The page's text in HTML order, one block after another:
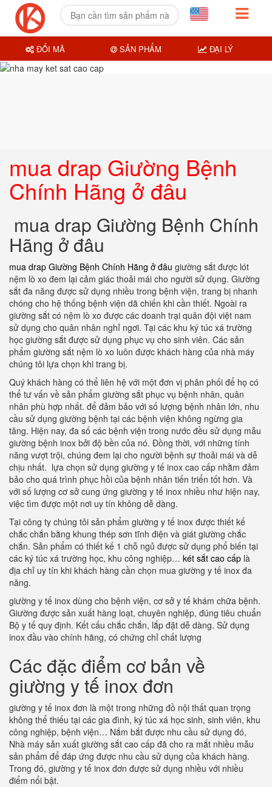
mua drap Giường Bệnh
Chính Hãng ở đâu
mua drap Giường Bệnh Chính
Hãng ở đâu
mua drap Giường Bệnh Chính Hãng ở đâu giường sắt được lót
nệm lò xo đem lại cảm giác thoải mái cho người sử dụng. Giường
sắt đa năng được sử dụng nhiều trong bệnh viện, trang bị nhanh
chóng cho hệ thống bệnh viện dã chiến khi cần thiết. Ngoài ra
giường sắt có nệm lò xo được các doanh trại quân đội việt nam
sử dụng cho quân nhân nghỉ ngơi. Tại các khu ký túc xá trường
học giường sắt được sử dụng phục vụ cho sinh viên. Các sản
phẩm giường sắt nệm lò xo luôn được khách hàng của nhà máy
chúng tôi lựa chọn khi trang bị.
Quý khách hàng có thể liên hệ với một đơn vị phân phối để họ có
thể tư vấn về sản phẩm giường sắt phục vụ bệnh nhân, quân
nhân phù hợp nhất. để đảm bảo với số lượng bệnh nhân lớn, nhu
cầu sử dụng giường bệnh tại các bệnh viện không ngừng gia
tăng. Hiện nay, đa số các bệnh viện trong nước đều sử dụng mẫu
giường bệnh inox bởi độ bền của nó. Đồng thời, với những tính
năng vượt trội, chúng đem lại cho người bệnh sự thoải mái và dễ
chịu nhất. lựa chọn sử dụng giường y tế inox cao cấp nhằm đảm
bảo cho quá trình phục hồi của bệnh nhân tiến triển tốt hơn. Và
với số lượng cơ sở cung ứng giường y tế inox nhiều như hiện nay,
việc tìm được một nơi uy tín không dễ dàng.
Tại công ty chúng tôi sản phẩm giường y tế inox được thiết kế
chắc chắn bằng khung thép sơn tĩnh điện và giát giường chắc
chắn. Sản phẩm có thiết kế 1 chỗ ngủ được sử dụng phổ biến tại
các ký túc xá trường học, khu công nghiệp… két sắt cao cấp là
địa chỉ uy tín khi khách hàng cần chọn mua giường y tế inox đa
năng.
giường y tế inox dùng cho bệnh viện, cơ sở y tế khám chữa bệnh.
Giường được sản xuất hàng loạt, chuyên nghiệp, đúng tiêu chuẩn
Bộ y tế quy định. Kết cấu chắc chắn, lắp đặt dễ dàng. Sử dụng
inox đầu vào chính hãng, có chứng chỉ chất lượng
Các đặc điểm cơ bản về
giường y tế inox đơn
giường y tế inox đơn là một trong những đồ nội thất quan trọng
không thể thiếu tại các gia đình, ký túc xá học sinh, sinh viên, khu
công nghiệp, bệnh viện… Nắm bắt được nhu cầu sử dụng đó,
Nhà máy sản xuất giường sắt cao cấp đã cho ra mắt nhiều mẫu
sản phẩm để đáp ứng được nhu cầu sử dụng của khách hàng.
Trong đó, giường y tế inox đơn được sử dụng nhiều với nhiều
điểm nổi bật.
ĐỔI MÃ SẢN PHẨM ĐẠI LÝ